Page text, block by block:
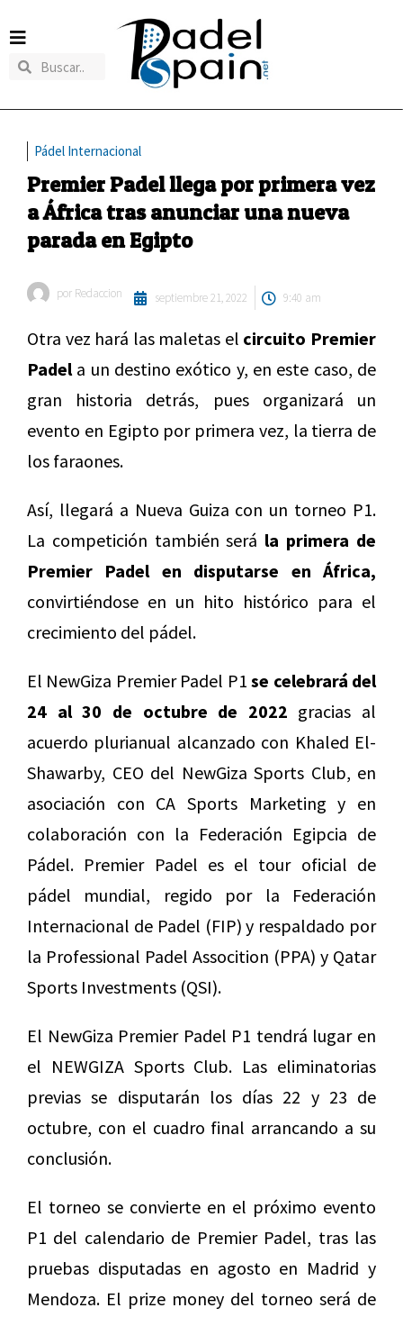
Pádel Internacional
Premier Padel llega por primera vez
a África tras anunciar una nueva
parada en Egipto
por Redaccion septiembre 21, 2022 9:40 am
Otra vez hará las maletas el circuito Premier
Padela un destino exótico y, en este caso, de
gran historia detrás, pues organizará un
evento en Egipto por primera vez, la tierra de
los faraones.
Así, llegará a Nueva Guiza con un torneo P1.
La competición también será la primera de
Premier Padel en disputarse en África,
convirtiéndose en un hito histórico para el
crecimiento del pádel.
El NewGiza Premier Padel P1se celebrará del
24 al 30 de octubre de 2022 gracias al
acuerdo plurianual alcanzado con Khaled El-
Shawarby, CEO del NewGiza Sports Club, en
asociación con CA Sports Marketing y en
colaboración con la Federación Egipcia de
Pádel. Premier Padel es el tour oficial de
pádel mundial, regido por la Federación
Internacional de Padel (FIP) y respaldado por
la Professional Padel Assocition (PPA) y Qatar
Sports Investments (QSI).
El NewGiza Premier Padel P1 tendrá lugar en
el NEWGIZA Sports Club. Las eliminatorias
previas se disputarán los días 22 y 23 de
octubre, con el cuadro final arrancando a su
conclusión.
El torneo se convierte en el próximo evento
P1 del calendario de Premier Padel, tras las
pruebas disputadas en agosto en Madrid y
Mendoza. El prize money del torneo será de